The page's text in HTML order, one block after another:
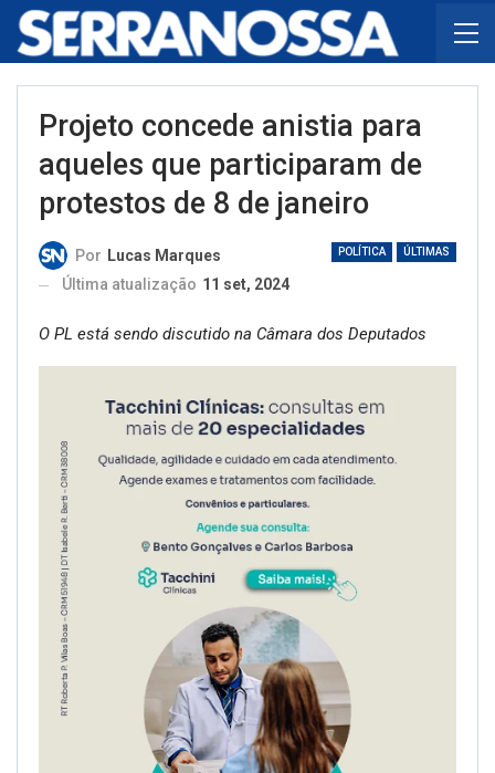
Projeto concede anistia para
aqueles que participaram de
protestos de 8 de janeiro
POLÍTICA ÚLTIMAS
Por Lucas Marques
Última atualização 11 set, 2024
O PL está sendo discutido na Câmara dos Deputados